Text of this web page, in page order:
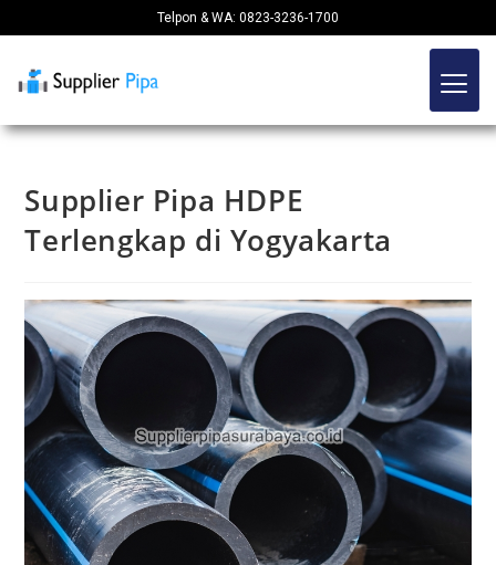
Telpon & WA: 0823-3236-1700
Supplier Pipa HDPE
Terlengkap di Yogyakarta